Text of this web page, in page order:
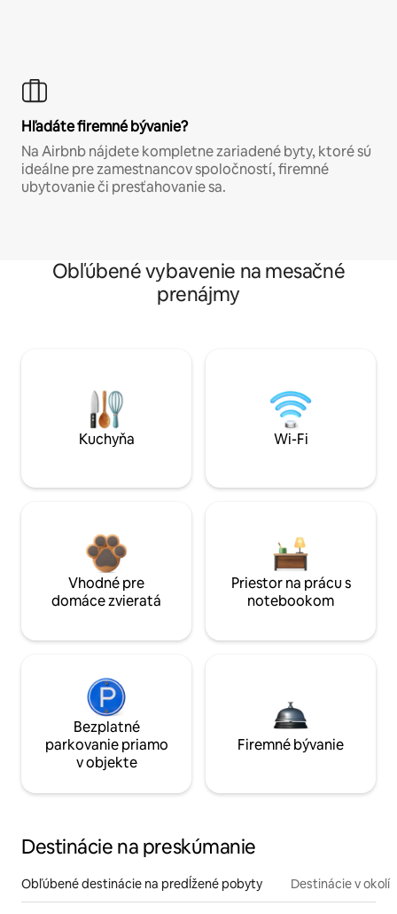
Hľadáte firemné bývanie?
Na Airbnb nájdete kompletne zariadené byty, ktoré sú
ideálne pre zamestnancov spoločností, firemné
ubytovanie či presťahovanie sa.
Obľúbené vybavenie na mesačné
prenájmy
Kuchyňa Wi-Fi
Vhodné pre
domáce zvieratá
Priestor na prácu s
notebookom
Bezplatné
parkovanie priamo
v objekte
Firemné bývanie
Destinácie na preskúmanie
Obľúbené destinácie na predĺžené pobyty Destinácie v okolí